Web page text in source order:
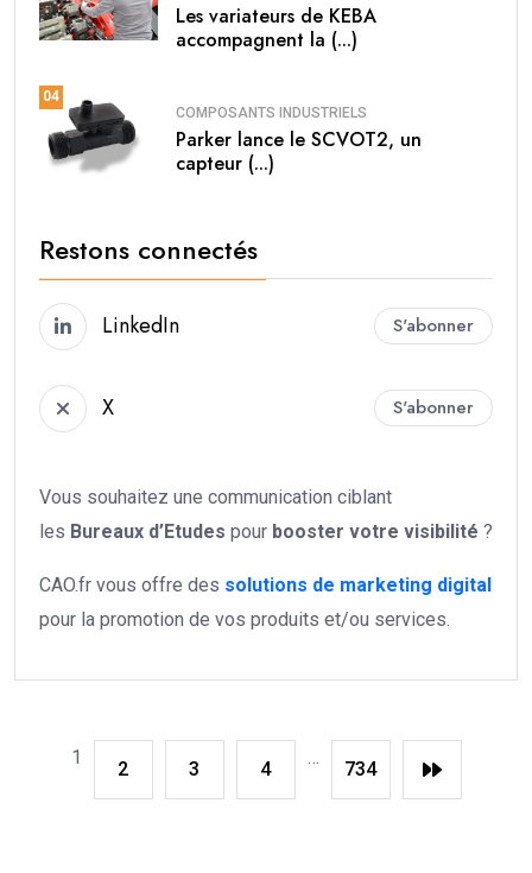
Les variateurs de KEBA
accompagnent la (...)
04
COMPOSANTS INDUSTRIELS
Parker lance le SCVOT2, un
capteur (...)
Restons connectés
LinkedIn S'abonner
X S'abonner
Vous souhaitez une communication ciblant
les Bureaux d’Etudes pour booster votre visibilité ?
CAO.fr vous offre des solutions de marketing digital
pour la promotion de vos produits et/ou services.
1
2 3 4 734